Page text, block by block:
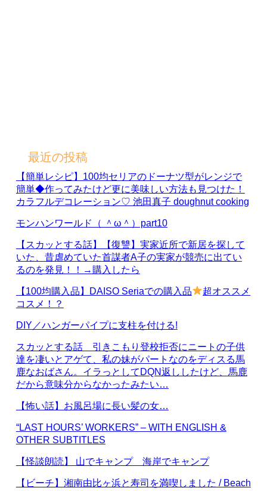
最近の投稿
【簡単レシピ】100均セリアのドーナツ型がレンジで
簡単◆作ってみたけど更に美味しい方法も見つけた！
カラフルデコレーション♡ 池田真子 doughnut cooking
モンハンワールド（ ＾ω＾）part10
【スカッとする話】【復讐】実家近所で新居を探して
いた、昔虐めていた首謀者A子の実家が競売に出てい
るのを発見！！→購入したら
【100均購入品】DAISO Seriaでの購入品
超オススメ
コスメ！？
DIY／ハンガーパイプに支柱を付ける!
スカッとする話 引きこもり登校拒否にニートの子供
達を凄いとアゲて、私の妹がパートなのをディスる馬
鹿なおばさん。イラっとしてDQN返ししたけど、馬鹿
だから意味分からなかったみたい…
【怖い話】お風呂場に長い髪の女…
“LAST HOURS’ WORKERS” – WITH ENGLISH &
OTHER SUBTITLES
【怪談朗読】 山でキャンプ 海岸でキャンプ
【ビーチ】湘南由比ヶ浜と寿司を満喫しました / Beach